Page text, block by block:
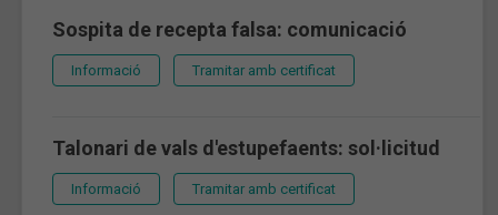
Sospita de recepta falsa: comunicació
Informació Tramitar amb certificat
Talonari de vals d'estupefaents: sol·licitud
Informació Tramitar amb certificat